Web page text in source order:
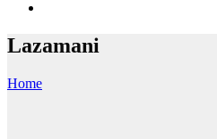
Lazamani
Home